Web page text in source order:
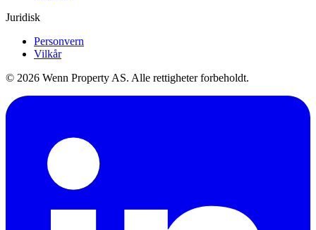
Juridisk
Personvern
Vilkår
© 2026 Wenn Property AS. Alle rettigheter forbeholdt.